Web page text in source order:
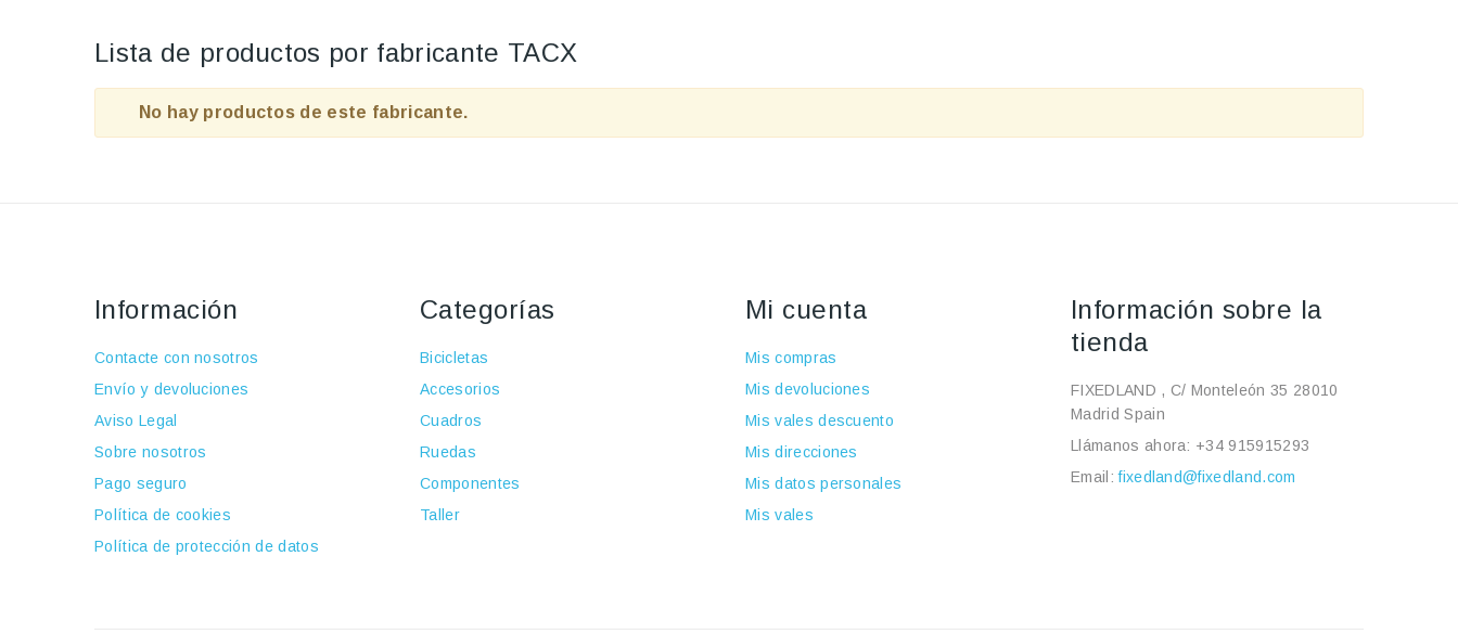
Lista de productos por fabricante TACX
No hay productos de este fabricante.
Información
Contacte con nosotros
Envío y devoluciones
Aviso Legal
Sobre nosotros
Pago seguro
Política de cookies
Política de protección de datos
Categorías
Bicicletas
Accesorios
Cuadros
Ruedas
Componentes
Taller
Mi cuenta
Mis compras
Mis devoluciones
Mis vales descuento
Mis direcciones
Mis datos personales
Mis vales
Información sobre la
tienda
FIXEDLAND , C/ Monteleón 35 28010
Madrid Spain
Llámanos ahora: +34 915915293
Email:fixedland@fixedland.com